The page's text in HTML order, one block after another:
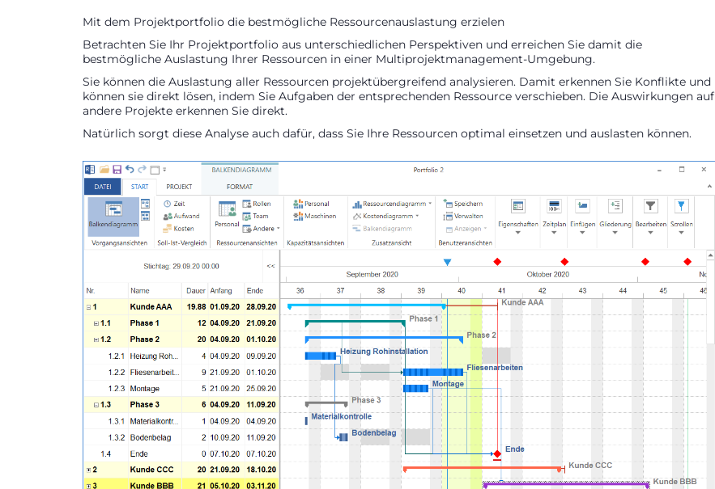
Mit dem Projektportfolio die bestmögliche Ressourcenauslastung erzielen
Betrachten Sie Ihr Projektportfolio aus unterschiedlichen Perspektiven und erreichen Sie damit die
bestmögliche Auslastung Ihrer Ressourcen in einer Multiprojektmanagement-Umgebung.
Sie können die Auslastung aller Ressourcen projektübergreifend analysieren. Damit erkennen Sie Konflikte und
können sie direkt lösen, indem Sie Aufgaben der entsprechenden Ressource verschieben. Die Auswirkungen auf
andere Projekte erkennen Sie direkt.
Natürlich sorgt diese Analyse auch dafür, dass Sie Ihre Ressourcen optimal einsetzen und auslasten können.